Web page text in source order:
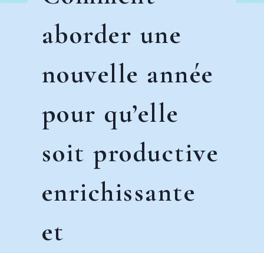
aborder une
nouvelle année
pour qu’elle
soit productive
enrichissante
et